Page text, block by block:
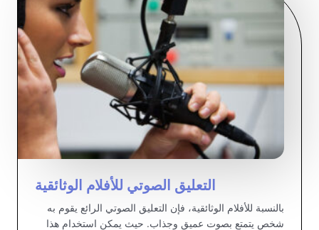
التعليق الصوتي للأفلام الوثائقية
بالنسبة للأفلام الوثائقية، فإن التعليق الصوتي الرائع يقوم به
شخص يتمتع بصوت عميق وجذاب. حيث يمكن استخدام هذا